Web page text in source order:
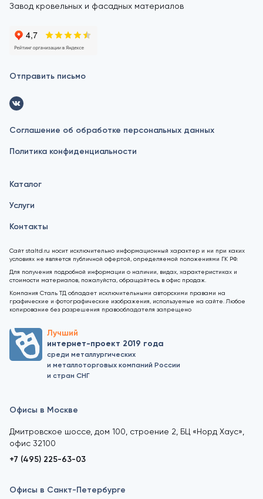
Завод кровельных и фасадных материалов
Отправить письмо
Соглашение об обработке персональных данных
Политика конфиденциальности
Каталог
Услуги
Контакты
Сайт staltd.ru носит исключительно информационный характер и ни при каких
условиях не является публичной офертой, определяемой положениями ГК РФ.
Для получения подробной информации о наличии, видах, характеристиках и
стоимости материалов, пожалуйста, обращайтесь в офис продаж.
Компания Сталь ТД обладает исключительными авторскими правами на
графические и фотографические изображения, используемые на сайте. Любое
копирование без разрешения правообладателя запрещено
Лучший
интернет-проект 2019 года
среди металлургических
и металлоторговых компаний России
и стран СНГ
Офисы в Москве
Дмитровское шоссе, дом 100, строение 2, БЦ «Норд Хаус»,
офис 32100
+7 (495) 225-63-03
Офисы в Санкт-Петербурге